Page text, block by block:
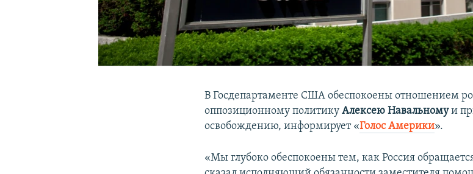
В Госдепартаменте США обеспокоены отношением
оппозиционному политикуАлексею Навальномуи
освобождению, информирует «Голос Америки».
«Мы глубоко обеспокоены тем, как Россия